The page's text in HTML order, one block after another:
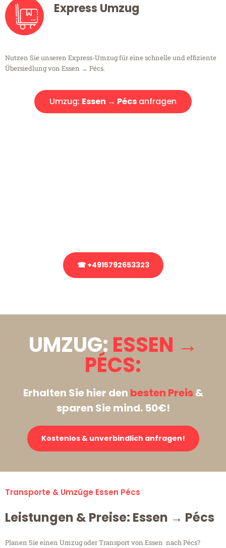
Express Umzug
Nutzen Sie unseren Express-Umzug für eine schnelle und effiziente
Übersiedlung von Essen → Pécs.
Umzug: Essen → Pécs anfragen
☎ +4915792653323
UMZUG: ESSEN →
PÉCS:
Erhalten Sie hier den besten Preis&
sparen Sie mind. 50€!
Kostenlos & unverbindlich anfragen!
Transporte & Umzüge Essen Pécs
Leistungen & Preise: Essen → Pécs
Planen Sie einen Umzug oder Transport von Essen nach Pécs?